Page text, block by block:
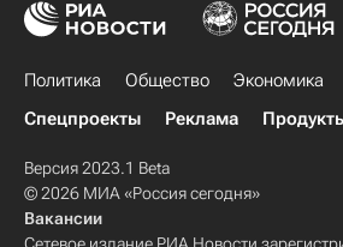
Политика Общество Экономика
Спецпроекты
Реклама
Версия 2023.1 Beta
© 2026 МИА «Россия сегодня»
Вакансии